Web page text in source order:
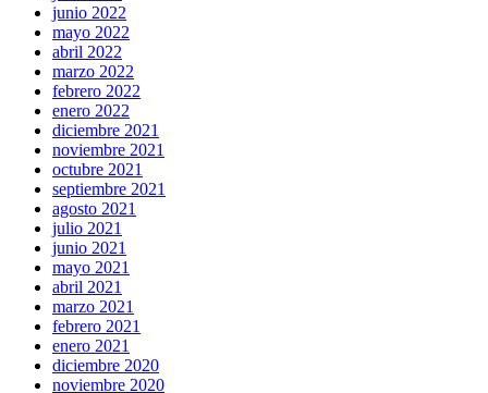
junio 2022
mayo 2022
abril 2022
marzo 2022
febrero 2022
enero 2022
diciembre 2021
noviembre 2021
octubre 2021
septiembre 2021
agosto 2021
julio 2021
junio 2021
mayo 2021
abril 2021
marzo 2021
febrero 2021
enero 2021
diciembre 2020
noviembre 2020